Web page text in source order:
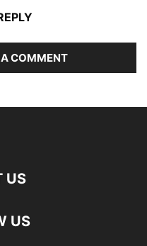
COMMENT
US
US